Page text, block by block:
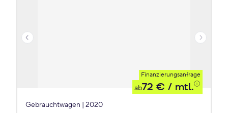
Finanzierungsanfrage
ab72 € / mtl.
Gebrauchtwagen | 2020